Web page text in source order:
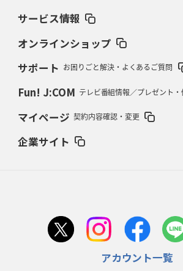
2026年2月19日(木)更新
37年女子W杯招致への課題と期待
2026年2月12日(木)更新
2026年2月5日(木)更新
占い方
首位スピアーズ、充実の攻撃力 「湧き出る」パ
サービス情報
オンラインショップ
サポート お困りごと解決・よくあるご質問
Fun! J:COM テレビ番組情報／プレゼント
マイページ 契約内容確認・変更
企業サイト
アカウント一覧